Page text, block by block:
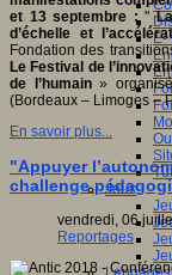
E-
Jeux
et 13 septembre :"
d’échelle et
Fondation des
Le Festival de
de l’humain»
(Bordeaux – Limoges –
En savoir plus...
"Appuyer
challenge
vendredi, 06
Reportages